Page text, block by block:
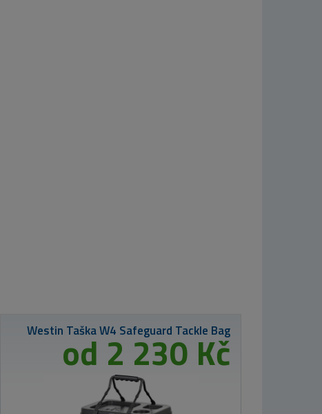
Westin Gumová
nástraha
Shadteez Slim
Fireflake 10cm
72 Kč